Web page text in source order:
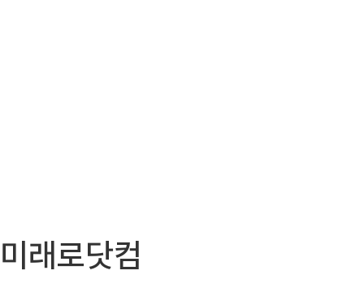
텐
미래로닷컴